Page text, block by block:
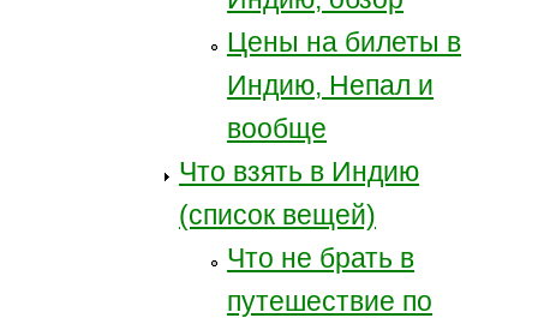
Цены на билеты в
Индию, Непал и
вообще
Что взять в Индию
(список вещей)
Что не брать в
путешествие по